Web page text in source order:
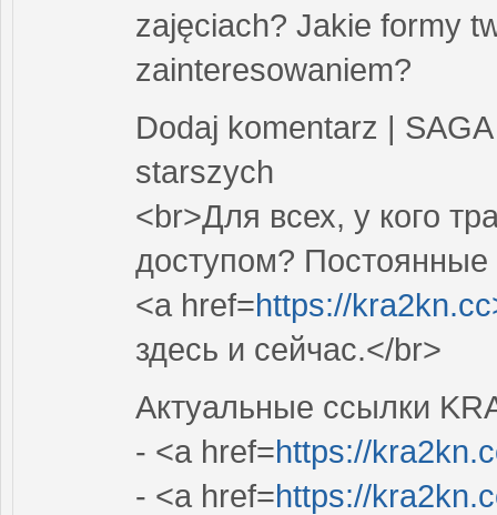
zajęciach? Jakie formy
zainteresowaniem?
Dodaj komentarz |
starszych
<br>Для всех, у кого
доступом?
<a href=https://
здесь и сейчас.</br>
Актуальные ссылки
- <a href=https://
- <a href=https://